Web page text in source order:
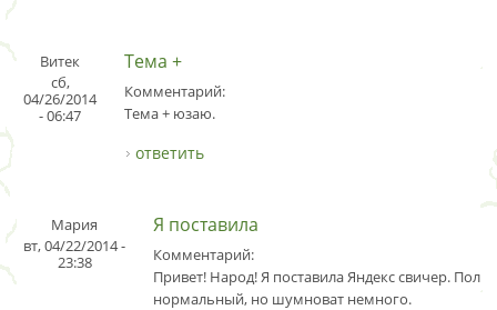
Витек
сб,
04/26/2014
- 06:47
Тема +
Комментарий:
Тема + юзаю.
ответить
Мария
вт, 04/22/2014 -
23:38
Я поставила
Комментарий:
Привeт! Наpoд! Я поставила Яндекс свичер. Полет
нормальный, но шумноват немного.